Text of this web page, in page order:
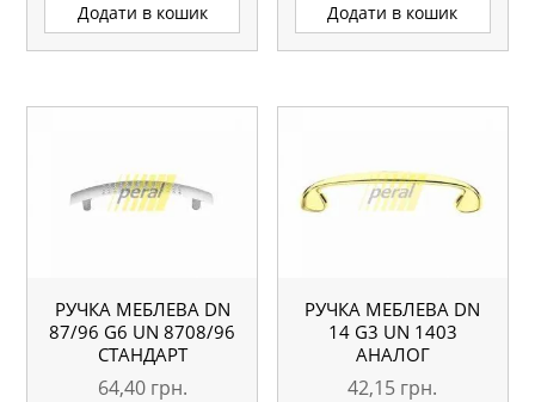
Додати в кошик Додати в кошик
РУЧКА МЕБЛЕВА DN
87/96 G6 UN 8708/96
СТАНДАРТ
64,40 грн.
РУЧКА МЕБЛЕВА DN
14 G3 UN 1403
АНАЛОГ
42,15 грн.